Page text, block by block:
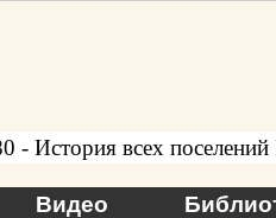
- История всех поселений
Видео